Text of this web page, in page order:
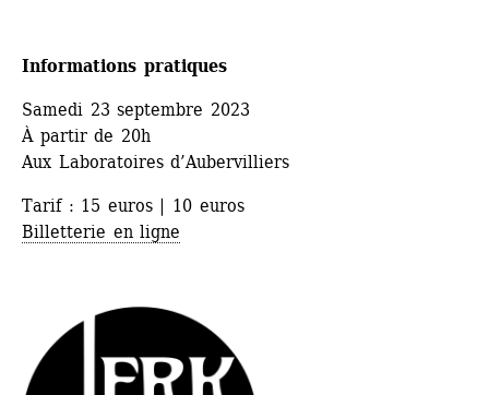
Informations pratiques
Samedi 23 septembre 2023
À partir de 20h
Aux Laboratoires d’Aubervilliers
Tarif : 15 euros | 10 euros
Billetterie en ligne